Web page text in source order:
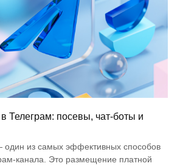
в Телеграм: посевы, чат-боты и
один из самых эффективных способов
канала. Это размещение платной